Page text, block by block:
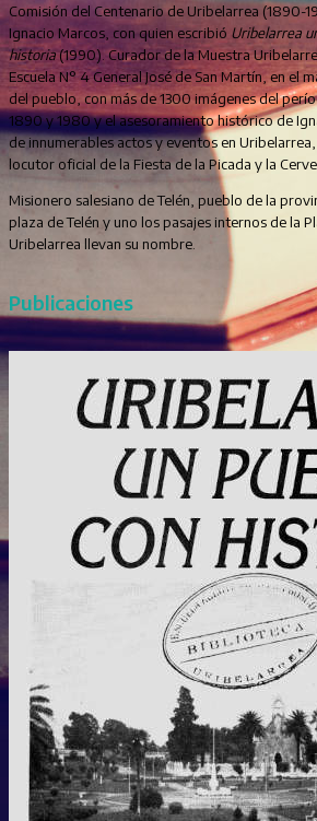
Comisión del Centenario de Uribelarrea (1890-
Ignacio Marcos, con quien escribió Uribelarrea
historia(1990). Curador de la Muestra
Escuela N° 4 General José de San Martín, en el
del pueblo, con más de 1300 imágenes del
1890 y 1980 y el asesoramiento histórico de
de innumerables actos y eventos en
locutor oficial de la Fiesta de la Picada y la
Misionero salesiano de Telén, pueblo de la
plaza de Telén y uno los pasajes internos de la
Uribelarrea llevan su nombre.
Publicaciones